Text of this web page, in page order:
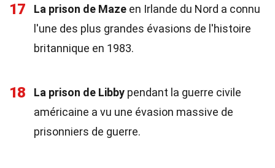
17 La prison de Maze en Irlande du Nord a connu
l'une des plus grandes évasions de l'histoire
britannique en 1983.
18 La prison de Libby pendant la guerre civile
américaine a vu une évasion massive de
prisonniers de guerre.